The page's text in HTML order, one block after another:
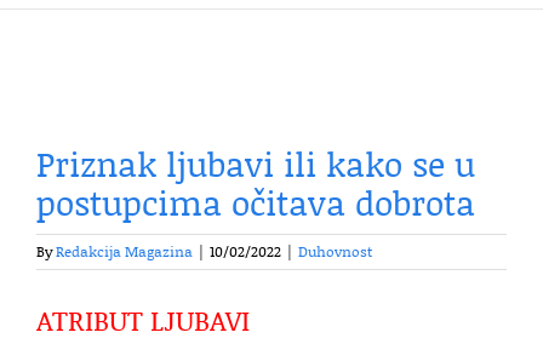
Priznak ljubavi ili kako se u
postupcima očitava dobrota
ByRedakcija Magazina 10/02/2022 Duhovnost
ATRIBUT LJUBAVI